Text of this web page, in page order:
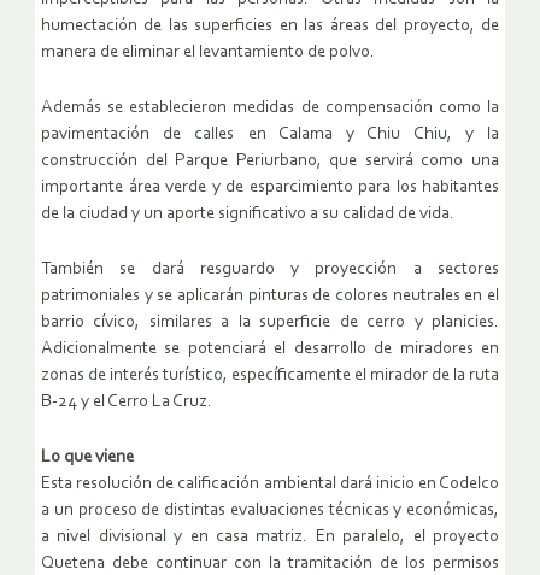
humectación de las superficies en las áreas del proyecto, de
manera de eliminar el levantamiento de polvo.
Además se establecieron medidas de compensación como la
pavimentación de calles en Calama y Chiu Chiu, y la
construcción del Parque Periurbano, que servirá como una
importante área verde y de esparcimiento para los habitantes
de la ciudad y un aporte significativo a su calidad de vida.
También se dará resguardo y proyección a sectores
patrimoniales y se aplicarán pinturas de colores neutrales en el
barrio cívico, similares a la superficie de cerro y planicies.
Adicionalmente se potenciará el desarrollo de miradores en
zonas de interés turístico, específicamente el mirador de la ruta
B-24 y el Cerro La Cruz.
Lo que viene
Esta resolución de calificación ambiental dará inicio en Codelco
a un proceso de distintas evaluaciones técnicas y económicas,
a nivel divisional y en casa matriz. En paralelo, el proyecto
Quetena debe continuar con la tramitación de los permisos